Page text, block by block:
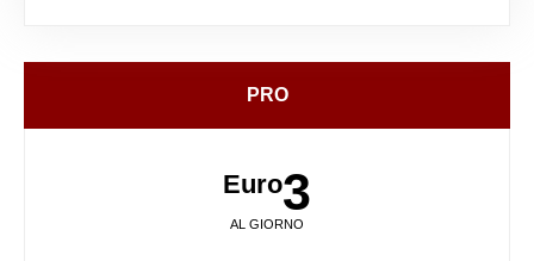
PRO
Euro3
AL GIORNO